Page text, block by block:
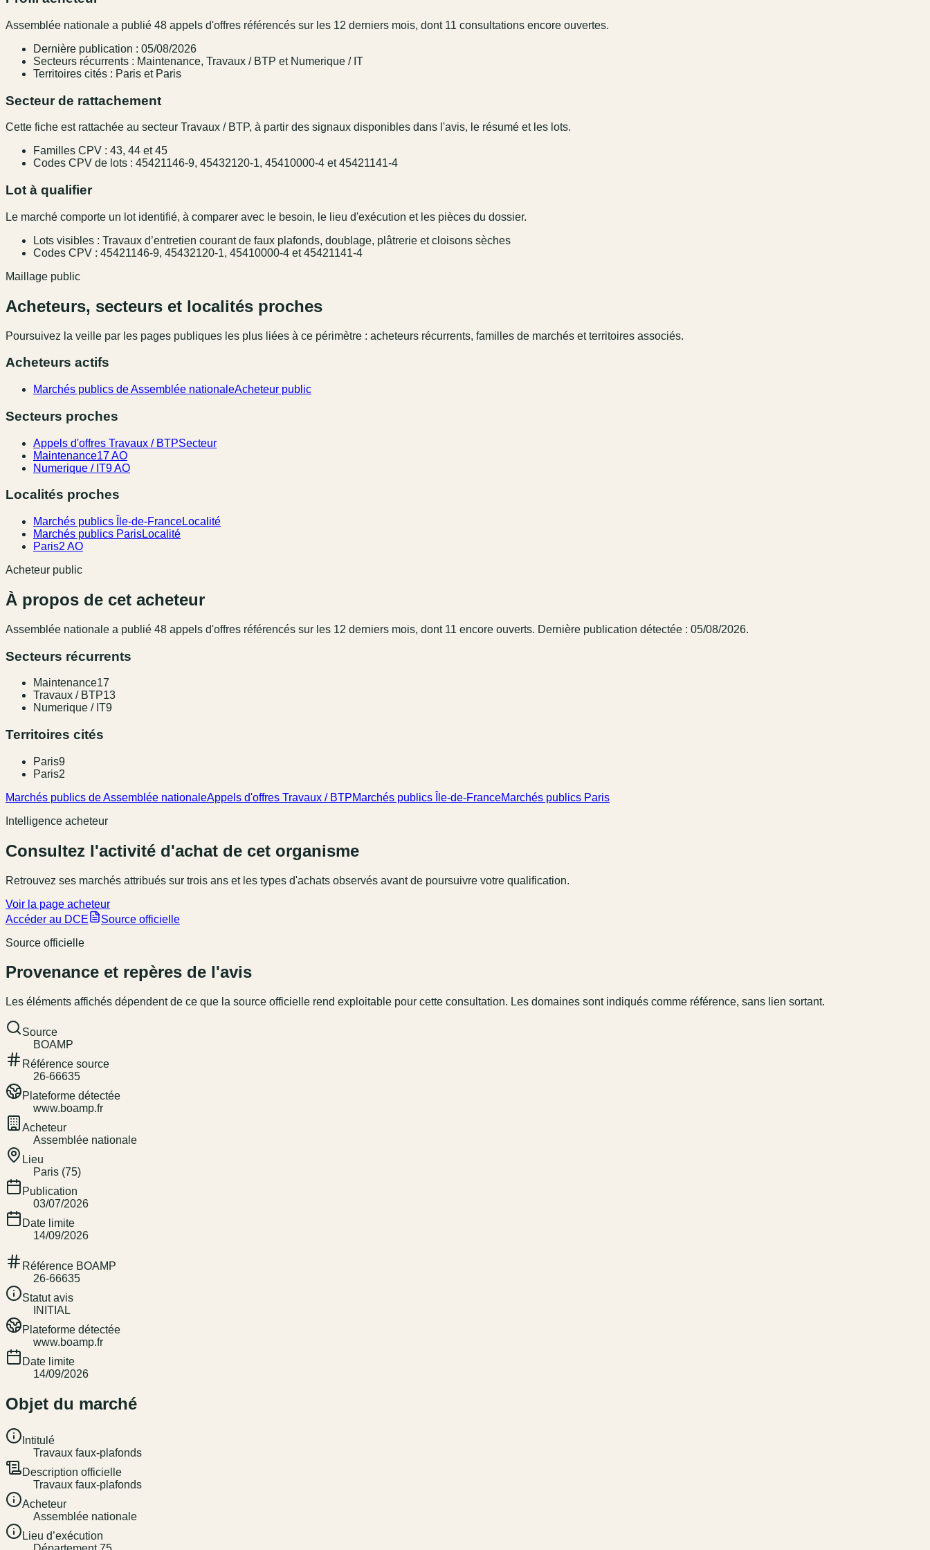
Assemblée nationale a publié 48 appels d'offres référencés sur les 12 derniers mois, dont 11 consultations encore ouvertes.
Dernière publication : 05/08/2026
Secteurs récurrents : Maintenance, Travaux / BTP et Numerique / IT
Territoires cités : Paris et Paris
Secteur de rattachement
Cette fiche est rattachée au secteur Travaux / BTP, à partir des signaux disponibles dans l'avis, le résumé et les lots.
Familles CPV : 43, 44 et 45
Codes CPV de lots : 45421146-9, 45432120-1, 45410000-4 et 45421141-4
Lot à qualifier
Le marché comporte un lot identifié, à comparer avec le besoin, le lieu d'exécution et les pièces du dossier.
Lots visibles : Travaux d’entretien courant de faux plafonds, doublage, plâtrerie et cloisons sèches
Codes CPV : 45421146-9, 45432120-1, 45410000-4 et 45421141-4
Maillage public
Acheteurs, secteurs et localités proches
Poursuivez la veille par les pages publiques les plus liées à ce périmètre : acheteurs récurrents, familles de marchés et territoires associés.
Acheteurs actifs
Marchés publics de Assemblée nationaleAcheteur public
Secteurs proches
Appels d'offres Travaux / BTPSecteur
Maintenance17 AO
Numerique / IT9 AO
Localités proches
Marchés publics Île-de-FranceLocalité
Marchés publics ParisLocalité
Paris2 AO
Acheteur public
À propos de cet acheteur
Assemblée nationale a publié 48 appel s d'offres référencés sur les 12 derniers mois, dont 11 encore ouverts. Dernière publication détectée : 05/08/2026.
Secteurs récurrents
Maintenance17
Travaux / BTP13
Numerique / IT9
Territoires cités
Paris9
Paris2
Marchés publics de Assemblée nationaleAppels d'offres Travaux / BTPMarchés publics Île-de-FranceMarchés publics Paris
Intelligence acheteur
Consultez l'activité d'achat de cet organisme
Retrouvez ses marchés attribués sur trois ans et les types d'achats observés avant de poursuivre votre qualification.
Voir la page acheteur
Accéder au DCE
Source officielle
Source officielle
Provenance et repères de l'avis
Les éléments affichés dépendent de ce que la source officielle rend exploitable pour cette consultation. Les domaines sont indiqués comme référence, sans lien sortant.
Source
BOAMP
Référence source
26-66635
Plateforme détectée
www.boamp.fr
Acheteur
Assemblée nationale
Lieu
Paris (75)
Publication
03/07/2026
Date limite
14/09/2026
Référence BOAMP
26-66635
Statut avis
INITIAL
Plateforme détectée
www.boamp.fr
Date limite
14/09/2026
Objet du marché
Intitulé
Travaux faux-plafonds
Description officielle
Travaux faux-plafonds
Acheteur
Assemblée nationale
Lieu d’exécution